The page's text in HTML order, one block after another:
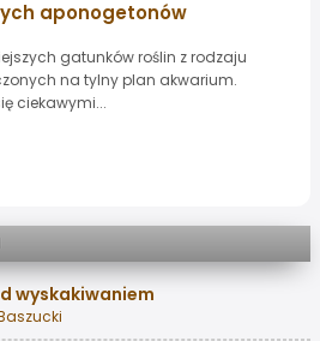
aponogetonów
gatunków roślin z rodzaju
na tylny plan akwarium.
ciekawymi...
wyskakiwaniem